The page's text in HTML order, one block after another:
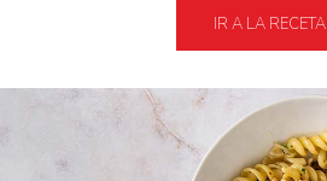
IR A LA RECETA